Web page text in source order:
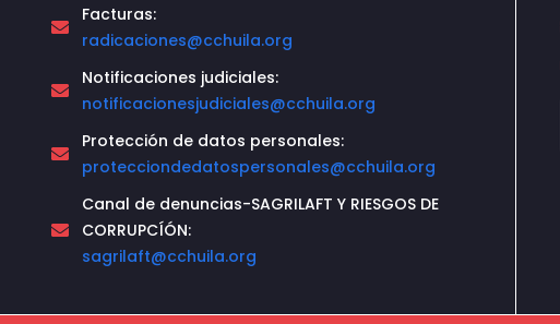
Facturas:
radicaciones@cchuila.org
Notificaciones judiciales:
notificacionesjudiciales@cchuila.org
Protección de datos personales:
protecciondedatospersonales@cchuila.org
Canal de denuncias-SAGRILAFT Y RIESGOS DE
CORRUPCÍÓN:
sagrilaft@cchuila.org